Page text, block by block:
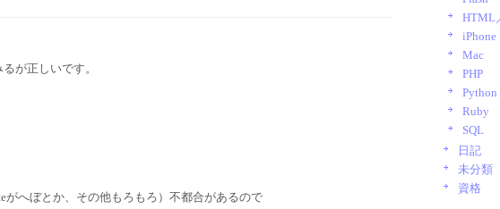
が正しいです。
がへぼとか、その他もろもろ）不都合があるので
HTML
iPhone
Mac
PHP
Python
Ruby
SQL
日記
未分類
資格